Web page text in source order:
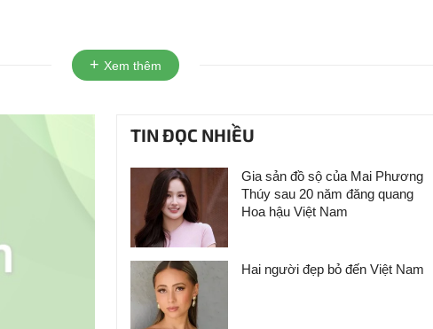
Xem thêm
TIN ĐỌC NHIỀU
Gia sản đồ sộ của Mai Phương
Thúy sau 20 năm đăng quang
Hoa hậu Việt Nam
Hai người đẹp bỏ đến Việt Nam